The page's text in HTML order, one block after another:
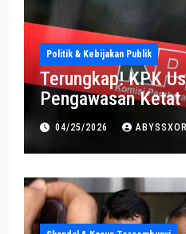
Politik & Kebijakan Publik
Terungkap! KPK
Pengawasan
Alasannya
04/25/2026